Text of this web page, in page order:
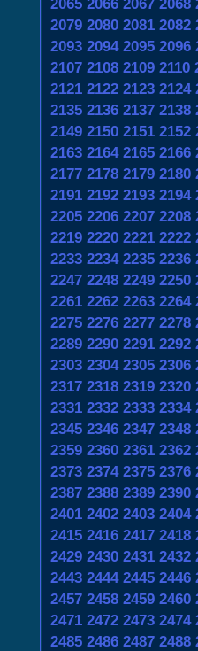
2065 2066 2067 2068
2079 2080 2081 2082
2093 2094 2095 2096
2107 2108 2109 2110
2121 2122 2123 2124
2135 2136 2137 2138
2149 2150 2151 2152
2163 2164 2165 2166
2177 2178 2179 2180
2191 2192 2193 2194
2205 2206 2207 2208
2219 2220 2221 2222
2233 2234 2235 2236
2247 2248 2249 2250
2261 2262 2263 2264
2275 2276 2277 2278
2289 2290 2291 2292
2303 2304 2305 2306
2317 2318 2319 2320
2331 2332 2333 2334
2345 2346 2347 2348
2359 2360 2361 2362
2373 2374 2375 2376
2387 2388 2389 2390
2401 2402 2403 2404
2415 2416 2417 2418
2429 2430 2431 2432
2443 2444 2445 2446
2457 2458 2459 2460
2471 2472 2473 2474
2485 2486 2487 2488